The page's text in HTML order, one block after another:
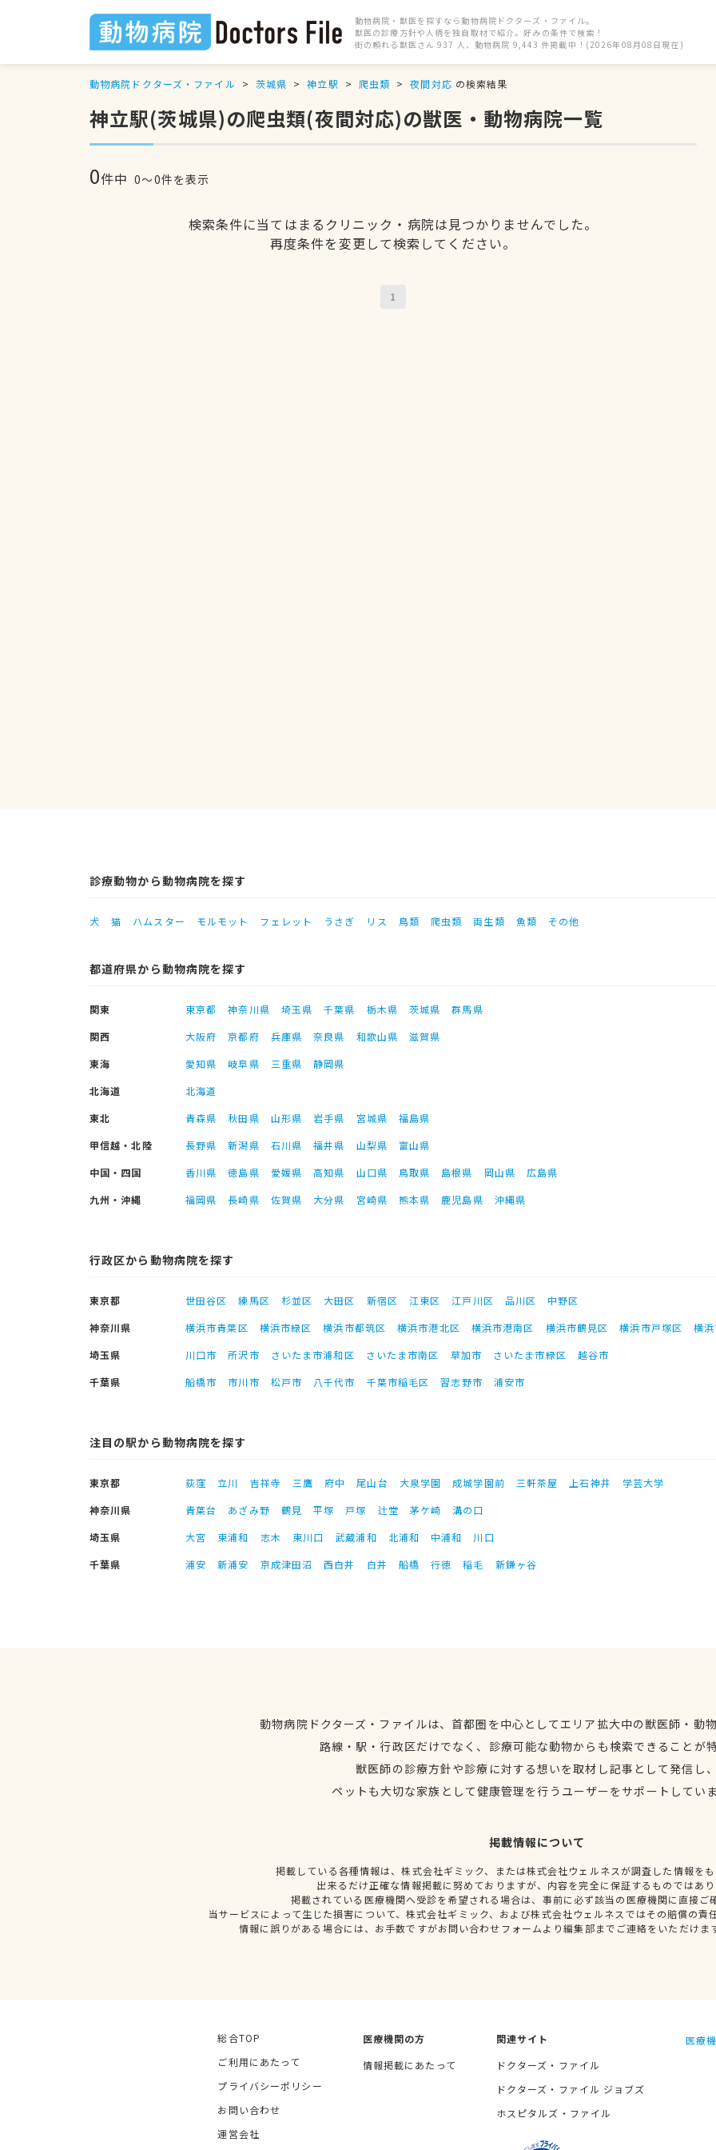
動物病院・獣医を探すなら動物病院ドクターズ・ファイル。
獣医の診療方針や人柄を独自取材で紹介。好みの条件で検索！
街の頼れる獣医さん 937 人、動物病院 9,443 件掲載中！(2026年08月08日現在)
動物病院ドクターズ・ファイル 茨城県 神立駅 爬虫類 夜間対応 の検索結果
神立駅(茨城県)の爬虫類(夜間対応)の獣医・動物病院一覧
0件中 0〜0件を表示
検索条件に当てはまるクリニック・病院は見つかりませんでした。
再度条件を変更して検索してください。
1
診療動物から動物病院を探す
犬 猫 ハムスター モルモット フェレット うさぎ リス 鳥類 爬虫類 両生類 魚類 その他
都道府県から動物病院を探す
関東 東京都 神奈川県 埼玉県 千葉県 栃木県 茨城県
群馬県
関西
大阪府 京都府 兵庫県 奈良県 和歌山県
滋賀県
東海
愛知県 岐阜県 三重県
静岡県
北海道
北海道
東北
青森県 秋田県 山形県 岩手県 宮城県
福島県
甲信越・北陸
長野県 新潟県 石川県 福井県 山梨県
富山県
中国・四国
香川県 徳島県 愛媛県 高知県 山口県 鳥取県 島根県 岡山県
広島県
九州・沖縄
福岡県 長崎県 佐賀県 大分県 宮崎県 熊本県 鹿児島県 沖縄県
行政区から動物病院を探す
東京都 世田谷区 練馬区 杉並区 大田区 新宿区 江東区 江戸川区 品川区
中野区
神奈川県
横浜市青葉区 横浜市緑区 横浜市都筑区 横浜市港北区 横浜市港南区 横浜市鶴見区 横浜市戸塚区
横
埼玉県
川口市 所沢市 さいたま市浦和区 さいたま市南区 草加市 さいたま市緑区
越谷市
千葉県
船橋市 市川市 松戸市 八千代市 千葉市稲毛区 習志野市 浦安市
注目の駅から動物病院を探す
東京都 荻窪 立川 吉祥寺 三鷹 府中 尾山台 大泉学園 成城学園前 三軒茶屋 上石神井
学芸大学
神奈川県
青葉台 あざみ野 鶴見 平塚 戸塚 辻堂 茅ケ崎
溝の口
埼玉県
大宮 東浦和 志木 東川口 武蔵浦和 北浦和 中浦和
川口
千葉県
浦安 新浦安 京成津田沼 西白井 白井 船橋 行徳 稲毛 新鎌ヶ谷
動物病院ドクターズ・ファイルは、首都圏を中心としてエリア拡大中の獣医師・動
路線・駅・行政区だけでなく、診療可能な動物からも検索できることが
獣医師の診療方針や診療に対する想いを取材し記事として発信し
ペットも大切な家族として健康管理を行うユーザーをサポートしてい
掲載情報について
掲載している各種情報は、株式会社ギミック、または株式会社ウェルネスが調査した情報を
出来るだけ正確な情報掲載に努めておりますが、内容を完全に保証するものではあ
掲載されている医療機関へ受診を希望される場合は、事前に必ず該当の医療機関に直接ご
当サービスによって生じた損害について、株式会社ギミック、および株式会社ウェルネスではその賠償の責
情報に誤りがある場合には、お手数ですがお問い合わせフォームより編集部までご連絡をいただけま
総合TOP
ご利用にあたって
プライバシーポリシー
お問い合わせ
運営会社
医療機関の方
情報掲載にあたって
関連サイト
ドクターズ・ファイル
ドクターズ・ファイル ジョブズ
ホスピタルズ・ファイル
医療